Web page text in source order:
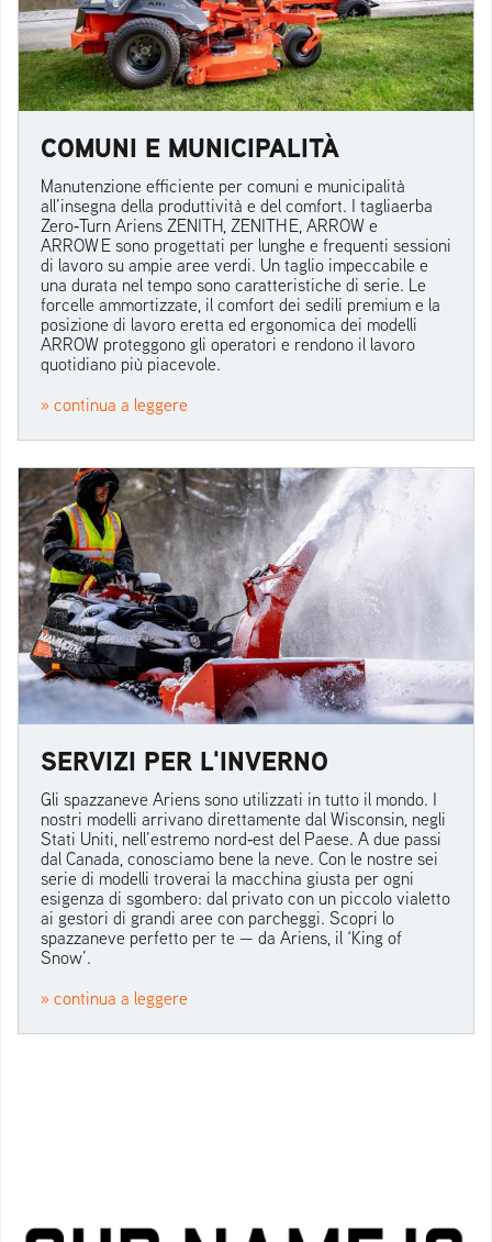
COMUNI E MUNICIPALITÀ
Manutenzione efficiente per comuni e municipalità
all’insegna della produttività e del comfort. I tagliaerba
Zero‑Turn Ariens ZENITH, ZENITH E, ARROW e
ARROW E sono progettati per lunghe e frequenti sessioni
di lavoro su ampie aree verdi. Un taglio impeccabile e
una durata nel tempo sono caratteristiche di serie. Le
forcelle ammortizzate, il comfort dei sedili premium e la
posizione di lavoro eretta ed ergonomica dei modelli
ARROW proteggono gli operatori e rendono il lavoro
quotidiano più piacevole.
» continua a leggere
SERVIZI PER L'INVERNO
Gli spazzaneve Ariens sono utilizzati in tutto il mondo. I
nostri modelli arrivano direttamente dal Wisconsin, negli
Stati Uniti, nell’estremo nord‑est del Paese. A due passi
dal Canada, conosciamo bene la neve. Con le nostre sei
serie di modelli troverai la macchina giusta per ogni
esigenza di sgombero: dal privato con un piccolo vialetto
ai gestori di grandi aree con parcheggi. Scopri lo
spazzaneve perfetto per te — da Ariens, il ‘King of
Snow’.
» continua a leggere